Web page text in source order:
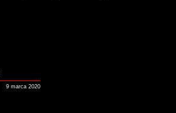
9 marca 2020